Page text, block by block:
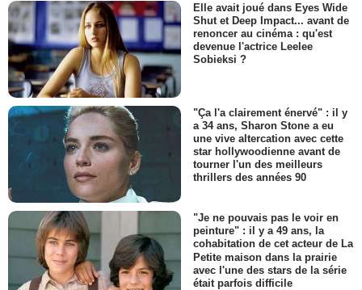
Elle avait joué dans Eyes Wide
Shut et Deep Impact... avant de
renoncer au cinéma : qu'est
devenue l'actrice Leelee
Sobieksi ?
"Ça l'a clairement énervé" : il y
a 34 ans, Sharon Stone a eu
une vive altercation avec cette
star hollywoodienne avant de
tourner l'un des meilleurs
thrillers des années 90
"Je ne pouvais pas le voir en
peinture" : il y a 49 ans, la
cohabitation de cet acteur de La
Petite maison dans la prairie
avec l'une des stars de la série
était parfois difficile